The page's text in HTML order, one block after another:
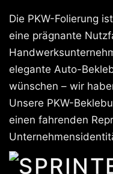
Die PKW-Folierung
eine prägnante
elegante Auto-
wünschen – wir
Unsere PKW-
einen fahrenden